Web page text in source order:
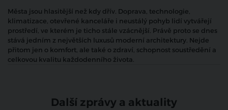
Města jsou hlasitější než kdy dřív. Doprava, technologie,
klimatizace, otevřené kanceláře i neustálý pohyb lidí vytvářejí
prostředí, ve kterém je ticho stále vzácnější. Právě proto se dnes
stává jedním z největších luxusů moderní architektury. Nejde
přitom jen o komfort, ale také o zdraví, schopnost soustředění a
celkovou kvalitu každodenního života.
Další zprávy a aktuality